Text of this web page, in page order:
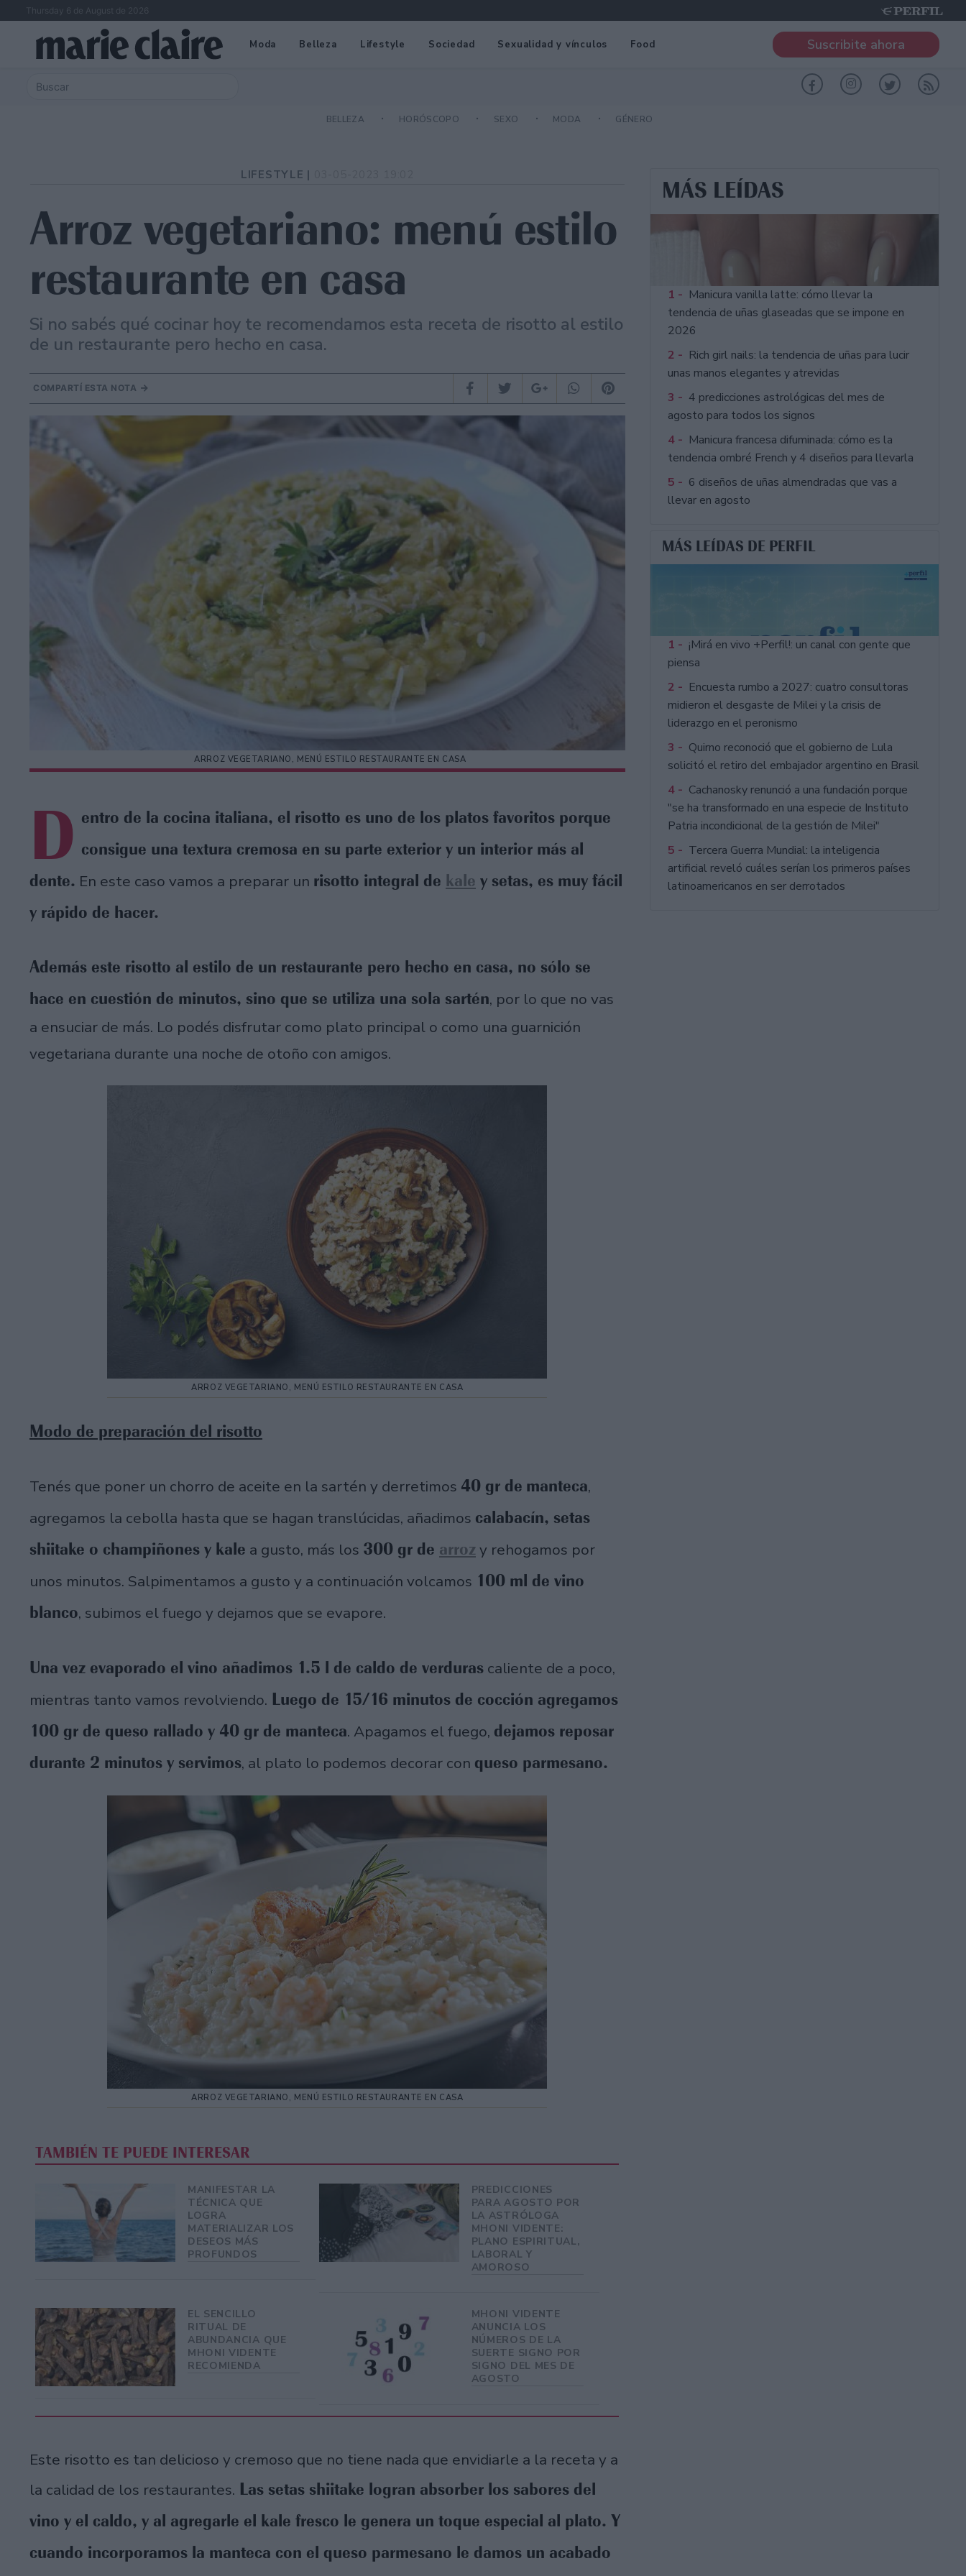
Thursday 6 de August de 2026
Moda Belleza Lifestyle Sociedad Sexualidad y vínculos Food Suscribite ahora
BELLEZA HORÓSCOPO SEXO MODA GÉNERO
LIFESTYLE |
Arroz vegetariano: menú estilo
restaurante en casa
Si no sabés qué cocinar hoy te recomendamos esta receta de risotto al estilo
de un restaurante pero hecho en casa.
COMPARTÍ ESTA NOTA
ARROZ VEGETARIANO, MENÚ ESTILO RESTAURANTE EN CASA
D entro de la cocina italiana, el risotto es uno de los platos favoritos porque
consigue una textura cremosa en su parte exterior y un interior más al
dente. En este caso vamos a preparar un risotto integral de kale y setas, es muy fácil
y rápido de hacer.
Además este risotto al estilo de un restaurante pero hecho en casa, no sólo se
hace en cuestión de minutos, sino que se utiliza una sola sartén, por lo que no vas
a ensuciar de más. Lo podés disfrutar como plato principal o como una guarnición
vegetariana durante una noche de otoño con amigos.
ARROZ VEGETARIANO, MENÚ ESTILO RESTAURANTE EN CASA
Modo de preparación del risotto
Tenés que poner un chorro de aceite en la sartén y derretimos 40 gr de manteca,
agregamos la cebolla hasta que se hagan translúcidas, añadimos calabacín, setas
shiitake o champiñones y kale a gusto, más los 300 gr de arroz y rehogamos por
unos minutos. Salpimentamos a gusto y a continuación volcamos 100 ml de vino
blanco, subimos el fuego y dejamos que se evapore.
Una vez evaporado el vino añadimos 1.5 l de caldo de verduras caliente de a poco,
mientras tanto vamos revolviendo. Luego de 15/16 minutos de cocción agregamos
100 gr de queso rallado y 40 gr de manteca. Apagamos el fuego, dejamos reposar
durante 2 minutos y servimos, al plato lo podemos decorar con queso parmesano.
ARROZ VEGETARIANO, MENÚ ESTILO RESTAURANTE EN CASA
TAMBIÉN TE PUEDE INTERESAR
MANIFESTAR LA
TÉCNICA QUE
LOGRA
MATERIALIZAR LOS
DESEOS MÁS
PROFUNDOS
PREDICCIONES
PARA AGOSTO POR
LA ASTRÓLOGA
MHONI VIDENTE:
PLANO ESPIRITUAL,
LABORAL Y
AMOROSO
EL SENCILLO
RITUAL DE
ABUNDANCIA QUE
MHONI VIDENTE
RECOMIENDA
MHONI VIDENTE
ANUNCIA LOS
NÚMEROS DE LA
SUERTE SIGNO POR
SIGNO DEL MES DE
AGOSTO
Este risotto es tan delicioso y cremoso que no tiene nada que envidiarle a la receta y a
la calidad de los restaurantes. Las setas shiitake logran absorber los sabores del
vino y el caldo, y al agregarle el kale fresco le genera un toque especial al plato. Y
cuando incorporamos la manteca con el queso parmesano le damos un acabado
MÁS LEÍDAS
1 - Manicura vanilla latte: cómo llevar la
tendencia de uñas glaseadas que se impone en
2026
2 - Rich girl nails: la tendencia de uñas para lucir
unas manos elegantes y atrevidas
3 - 4 predicciones astrológicas del mes de
agosto para todos los signos
4 - Manicura francesa difuminada: cómo es la
tendencia ombré French y 4 diseños para llevarla
5 - 6 diseños de uñas almendradas que vas a
llevar en agosto
MÁS LEÍDAS DE PERFIL
1 - ¡Mirá en vivo +Perfil!: un canal con gente que
piensa
2 - Encuesta rumbo a 2027: cuatro consultoras
midieron el desgaste de Milei y la crisis de
liderazgo en el peronismo
3 - Quirno reconoció que el gobierno de Lula
solicitó el retiro del embajador argentino en Brasil
4 - Cachanosky renunció a una fundación porque
"se ha transformado en una especie de Instituto
Patria incondicional de la gestión de Milei"
5 - Tercera Guerra Mundial: la inteligencia
artificial reveló cuáles serían los primeros países
latinoamericanos en ser derrotados